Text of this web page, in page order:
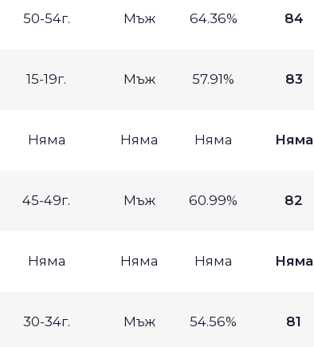
50-54г. Мъж 64.36% 84
15-19г. Мъж 57.91% 83
Няма Няма Няма Няма
45-49г. Мъж 60.99% 82
Няма Няма Няма Няма
30-34г. Мъж 54.56% 81